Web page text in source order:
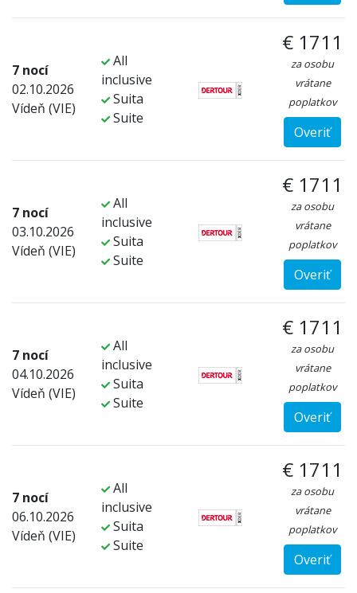
7 nocí
02.10.2026
Vídeň (VIE)
All
inclusive
Suita
Suite
€ 1711
za osobu
vrátane
poplatkov
Overiť
7 nocí
03.10.2026
Vídeň (VIE)
All
inclusive
Suita
Suite
€ 1711
za osobu
vrátane
poplatkov
Overiť
7 nocí
04.10.2026
Vídeň (VIE)
All
inclusive
Suita
Suite
€ 1711
za osobu
vrátane
poplatkov
Overiť
7 nocí
06.10.2026
Vídeň (VIE)
All
inclusive
Suita
Suite
€ 1711
za osobu
vrátane
poplatkov
Overiť